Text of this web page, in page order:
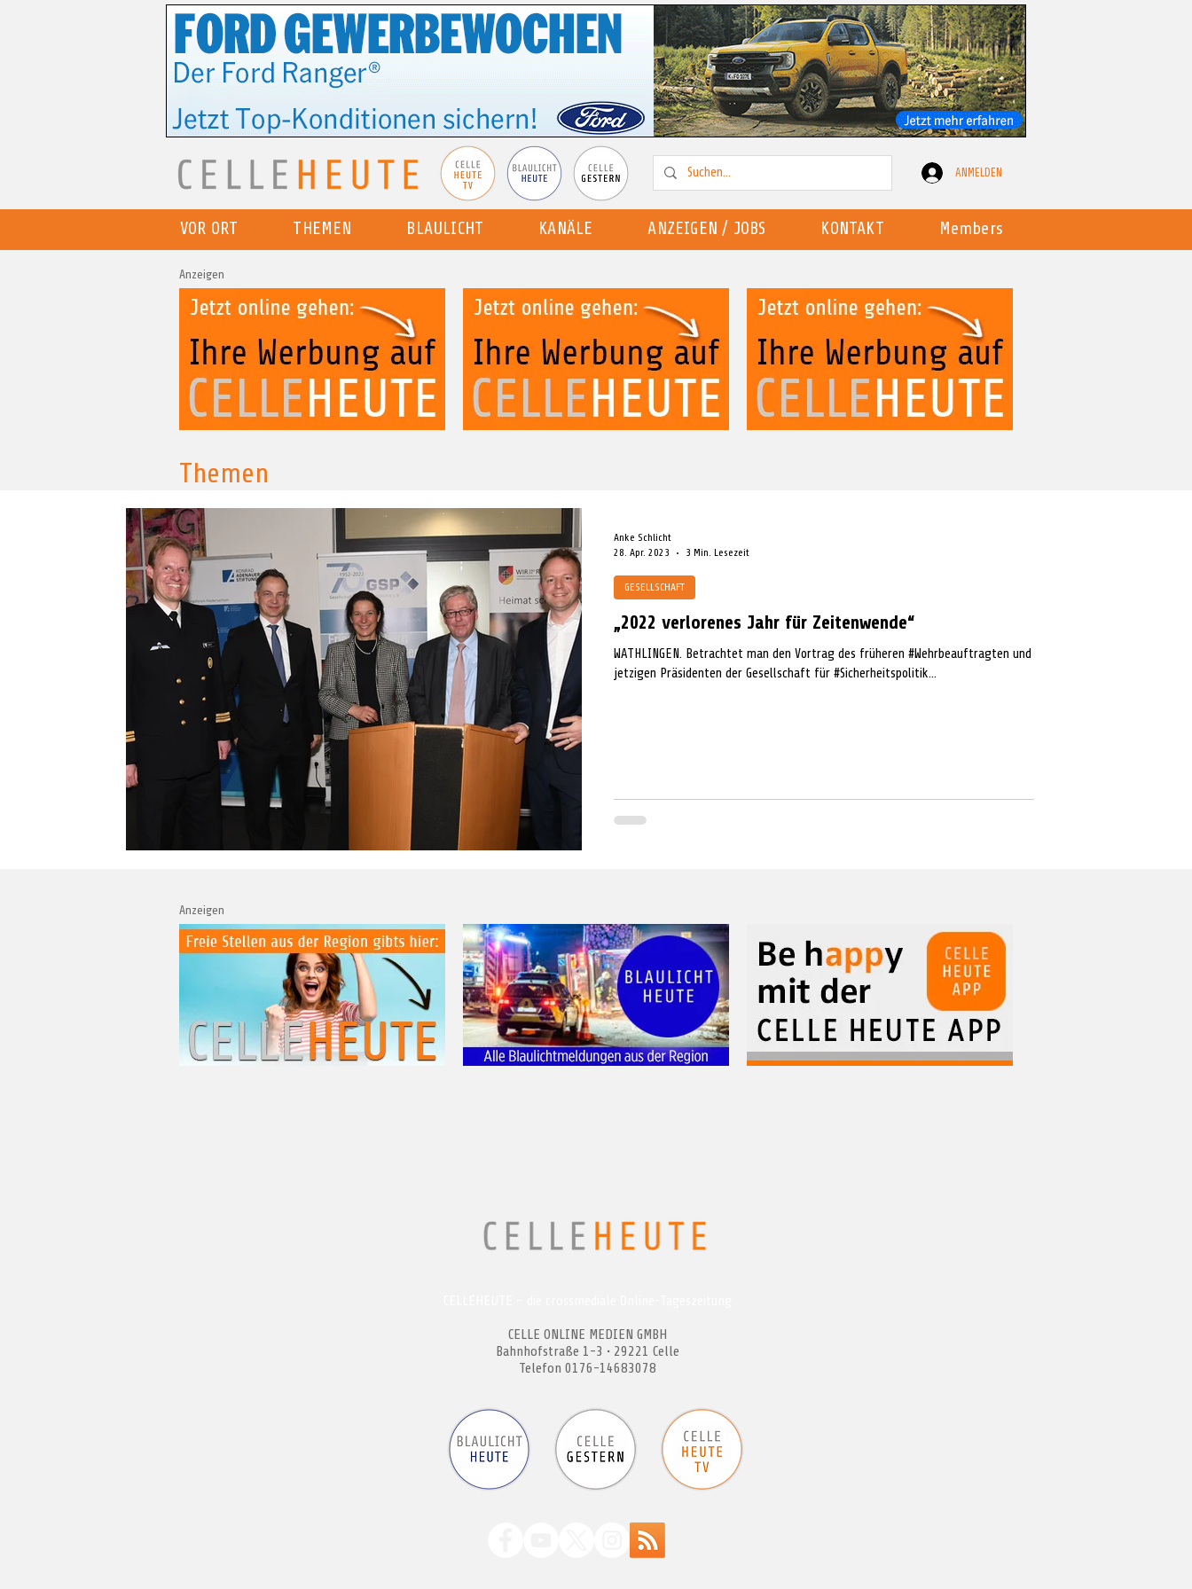
ANMELDEN
VOR ORT THEMEN BLAULICHT KANÄLE ANZEIGEN / JOBS KONTAKT Members
Anzeigen
Themen
„2022 verlorenes Jahr für Zeitenwende“
WATHLINGEN. Betrachtet man den Vortrag des früheren #Wehrbeauftragten und
jetzigen Präsidenten der Gesellschaft für #Sicherheitspolitik...
GESELLSCHAFT
Anke Schlicht
28. Apr. 2023
3 Min. Lesezeit
Anzeigen
CELLE ONLINE MEDIEN GMBH
Bahnhofstraße 1-3 • 29221 Celle
Telefon 0176-14683078